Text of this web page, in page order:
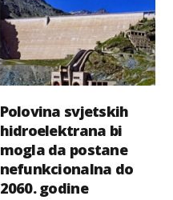
Polovina svjetskih
hidroelektrana bi
mogla da postane
nefunkcionalna do
2060. godine